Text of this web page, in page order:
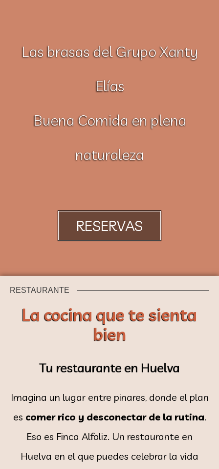
Las brasas del Grupo Xanty
Elías
Buena Comida en plena
naturaleza
RESERVAS
RESTAURANTE
La cocina que te sienta
bien
Tu restaurante en Huelva
Imagina un lugar entre pinares, donde el plan
es comer rico y desconectar de la rutina.
Eso es Finca Alfoliz. Un restaurante en
Huelva en el que puedes celebrar la vida